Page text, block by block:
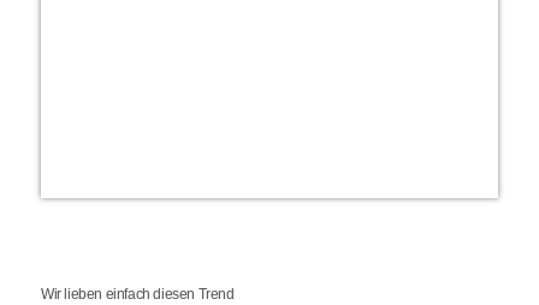
Wir lieben einfach diesen Trend